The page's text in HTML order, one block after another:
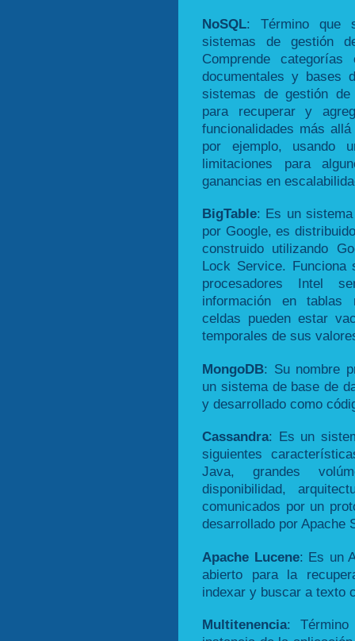
NoSQL: Término que
sistemas de gestión
Comprende
documentales y bases
sistemas de gestión
para recuperar y
funcionalidades más
por ejemplo, usando
limitaciones para
ganancias en
BigTable: Es un
por Google, es
construido utilizando
Lock Service. Funciona
procesadores Intel
información en tablas
celdas pueden estar
temporales de sus
MongoDB: Su nombre
un sistema de base de
y desarrollado como
Cassandra: Es un
siguientes
Java, grandes
disponibilidad,
comunicados por un
desarrollado por Apache
Apache Lucene: Es un
abierto para la
indexar y buscar a texto
Multitenencia: